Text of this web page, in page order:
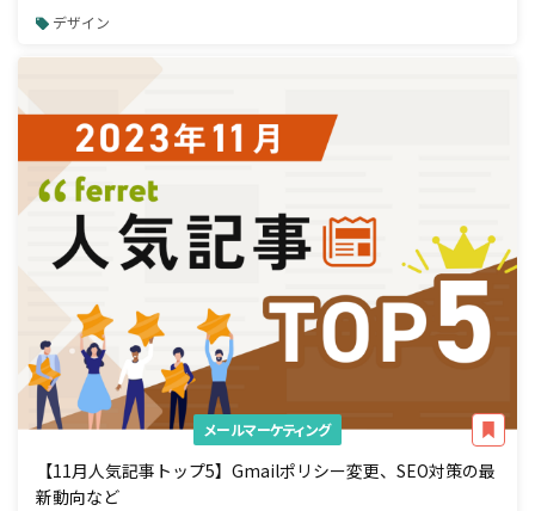
デザイン
メールマーケティング
【11月人気記事トップ5】Gmailポリシー変更、SEO対策の最
新動向など